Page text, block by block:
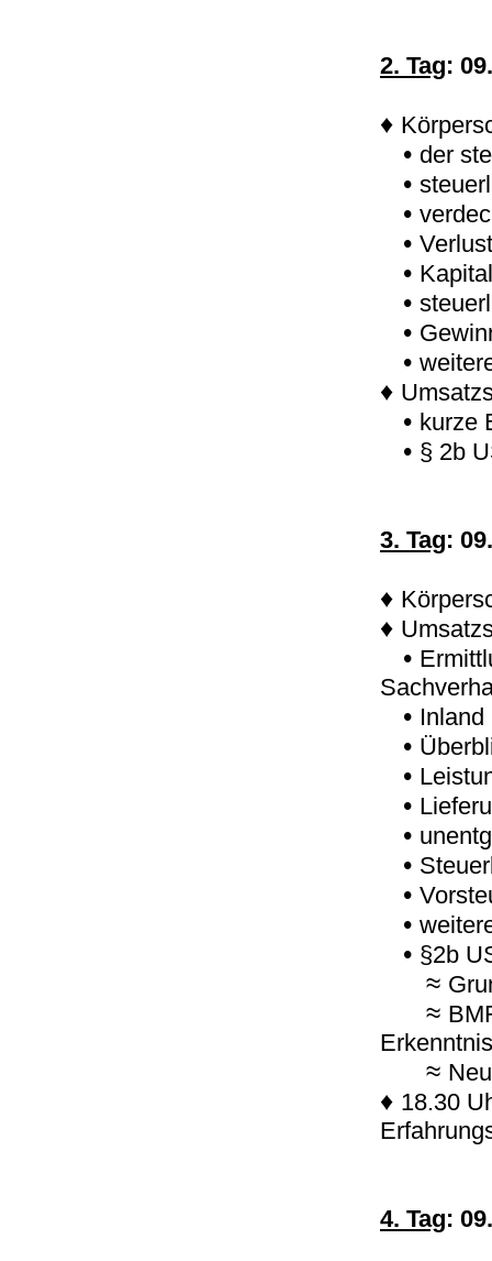
2. Tag:
♦
• der
•
•
•
•
•
•
•
♦
• kurze
• § 2b
3. Tag:
♦
♦
•
• Inland
•
•
•
•
•
•
•
• §2b
≈
≈
≈
♦ 18.30
4. Tag: